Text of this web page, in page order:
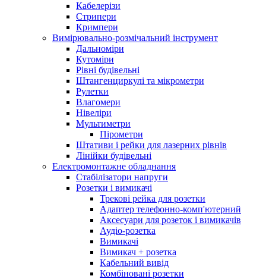
Кабелерізи
Стрипери
Кримпери
Вимірювально-розмічальний інструмент
Дальноміри
Кутоміри
Рівні будівельні
Штангенциркулі та мікрометри
Рулетки
Влагомери
Нівеліри
Мультиметри
Пірометри
Штативи і рейки для лазерних рівнів
Лінійки будівельні
Електромонтажне обладнання
Стабілізатори напруги
Розетки і вимикачі
Трекові рейка для розетки
Адаптер телефонно-комп'ютерний
Аксесуари для розеток і вимикачів
Аудіо-розетка
Вимикачі
Вимикач + розетка
Кабельний вивід
Комбіновані розетки